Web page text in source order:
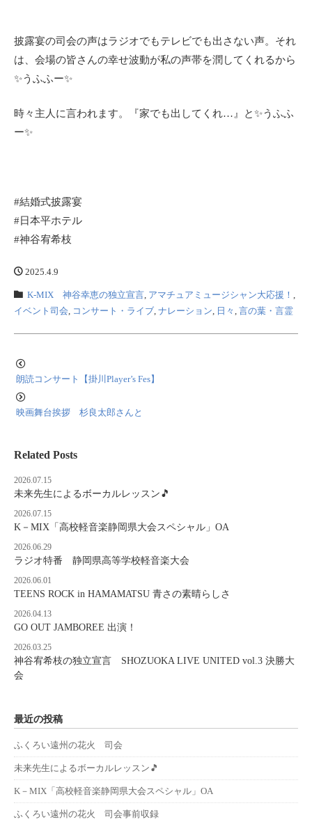
披露宴の司会の声はラジオでもテレビでも出さない声。それ
は、会場の皆さんの幸せ波動が私の声帯を潤してくれるから
✨うふふー✨
時々主人に言われます。『家でも出してくれ…』と✨うふふ
ー✨
#結婚式披露宴
#日本平ホテル
#神谷宥希枝
2025.4.9
K-MIX 神谷幸恵の独立宣言, アマチュアミュージシャン大応援！ ,
イベント司会, コンサート・ライブ, ナレーション, 日々 , 言の葉・言霊
朗読コンサート【掛川Player’s Fes】
映画舞台挨拶 杉良太郎さんと
Related Posts
2026.07.15
未来先生によるボーカルレッスン🎵
2026.07.15
K－MIX「高校軽音楽静岡県大会スペシャル」OA
2026.06.29
ラジオ特番 静岡県高等学校軽音楽大会
2026.06.01
TEENS ROCK in HAMAMATSU 青さの素晴らしさ
2026.04.13
GO OUT JAMBOREE 出演！
2026.03.25
神谷宥希枝の独立宣言 SHOZUOKA LIVE UNITED vol.3 決勝大
会
最近の投稿
ふくろい遠州の花火 司会
未来先生によるボーカルレッスン🎵
K－MIX「高校軽音楽静岡県大会スペシャル」OA
ふくろい遠州の花火 司会事前収録